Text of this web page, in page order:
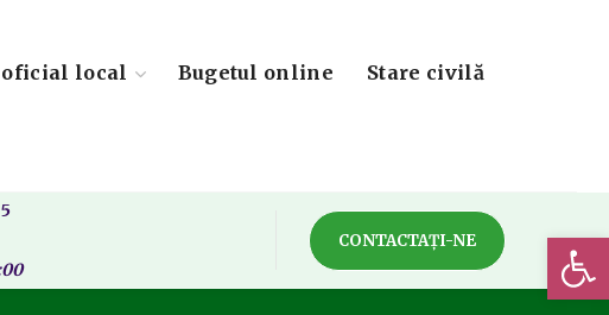
local Bugetul online Stare civilă
CONTACTAȚI-NE